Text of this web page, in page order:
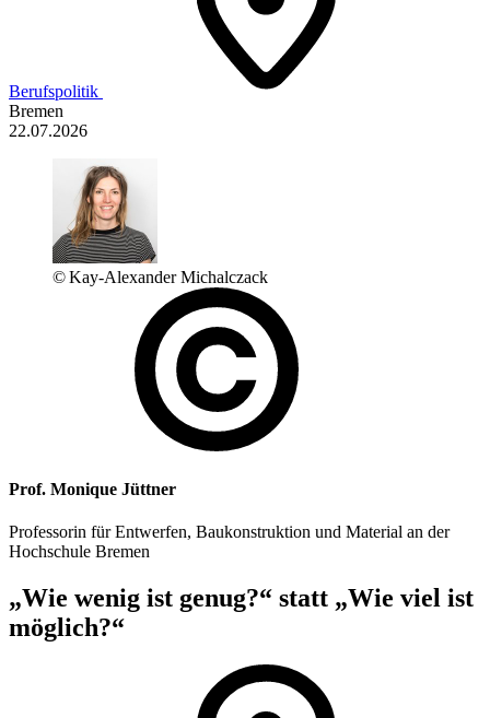
Berufspolitik
Bremen
22.07.2026
© Kay-Alexander Michalczack
Prof. Monique Jüttner
Professorin für Entwerfen, Baukonstruktion und Material an der
Hochschule Bremen
„Wie wenig ist genug?“ statt „Wie viel ist
möglich?“